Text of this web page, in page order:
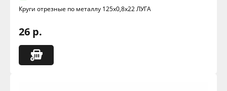
Круги отрезные по металлу 125х0,8х22 ЛУГА
26 р.